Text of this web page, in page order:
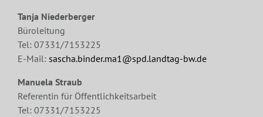
Tanja Niederberger
Büroleitung
Tel: 07331/7153225
E-Mail: sascha.binder.ma1@spd.landtag-bw.de
Manuela Straub
Referentin für Öffentlichkeitsarbeit
Tel: 07331/7153225